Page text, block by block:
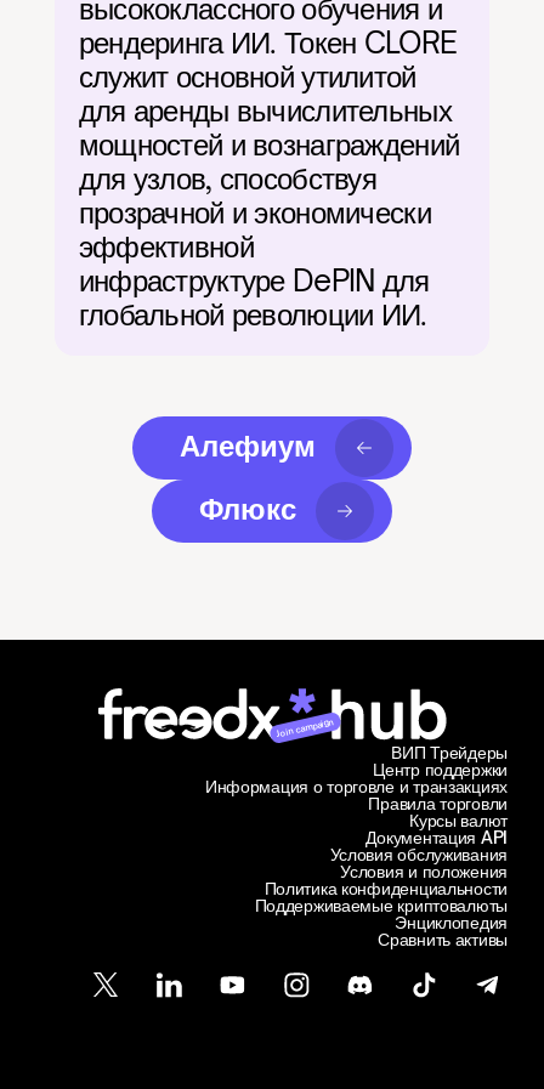
высококлассного обучения и
рендеринга ИИ. Токен CLORE
служит основной утилитой
для аренды вычислительных
мощностей и вознаграждений
для узлов, способствуя
прозрачной и экономически
эффективной
инфраструктуре DePIN для
глобальной революции ИИ.
Алефиум
Флюкс
Join campaign
Центр поддержки
Информация о торговле и транзакциях
ВИП Трейдеры
Правила торговли
Курсы валют
Документация API
Условия обслуживания
Условия и положения
Политика конфиденциальности
Поддерживаемые криптовалюты
Энциклопедия
Сравнить активы